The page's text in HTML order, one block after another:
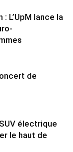
L’UpM lance la
de
électrique
le haut de